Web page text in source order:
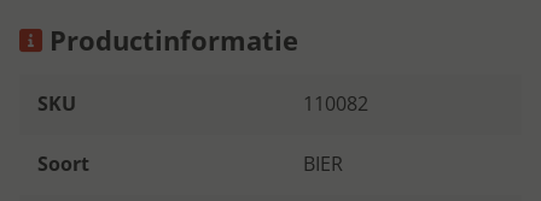
Productinformatie
SKU 110082
Soort BIER